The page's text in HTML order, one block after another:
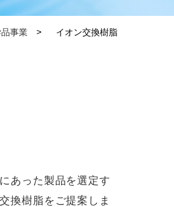
事業 イオン交換樹脂
あった製品を選定す
換樹脂をご提案しま